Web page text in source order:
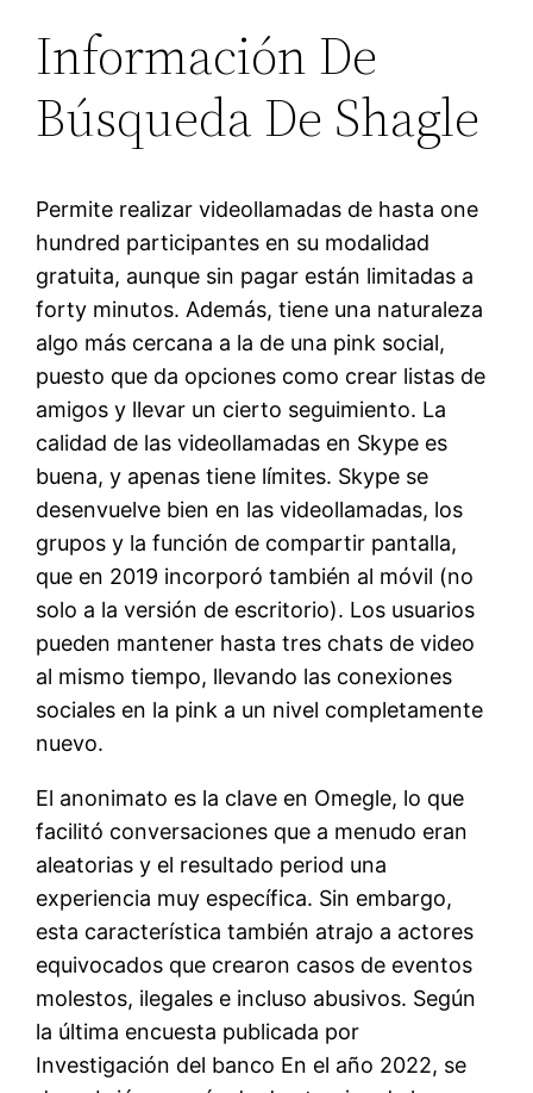
Información De
Búsqueda De Shagle
Permite realizar videollamadas de hasta one
hundred participantes en su modalidad
gratuita, aunque sin pagar están limitadas a
forty minutos. Además, tiene una naturaleza
algo más cercana a la de una pink social,
puesto que da opciones como crear listas de
amigos y llevar un cierto seguimiento. La
calidad de las videollamadas en Skype es
buena, y apenas tiene límites. Skype se
desenvuelve bien en las videollamadas, los
grupos y la función de compartir pantalla,
que en 2019 incorporó también al móvil (no
solo a la versión de escritorio). Los usuarios
pueden mantener hasta tres chats de video
al mismo tiempo, llevando las conexiones
sociales en la pink a un nivel completamente
nuevo.
El anonimato es la clave en Omegle, lo que
facilitó conversaciones que a menudo eran
aleatorias y el resultado period una
experiencia muy específica. Sin embargo,
esta característica también atrajo a actores
equivocados que crearon casos de eventos
molestos, ilegales e incluso abusivos. Según
la última encuesta publicada por
Investigación del banco En el año 2022, se